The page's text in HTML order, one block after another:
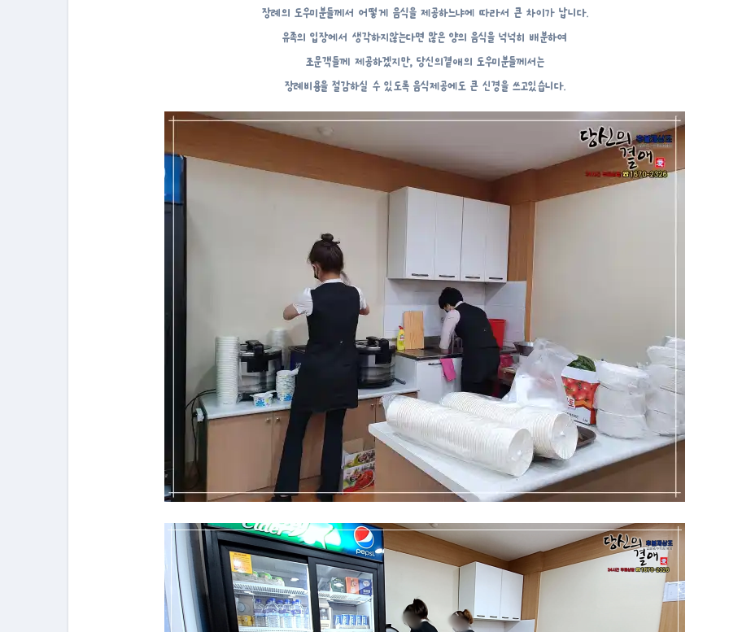
장례의 도우미분들께서 어떻게 음식을 제공하느냐에 따라서 큰 차이가 납니다.
유족의 입장에서 생각하지않는다면 많은 양의 음식을 넉넉히 배분하여
조문객들께 제공하겠지만, 당신의곁애의 도우미분들께서는
장례비용을 절감하실 수 있도록 음식제공에도 큰 신경을 쓰고있습니다.